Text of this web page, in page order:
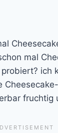
mal
ich
fruchtig